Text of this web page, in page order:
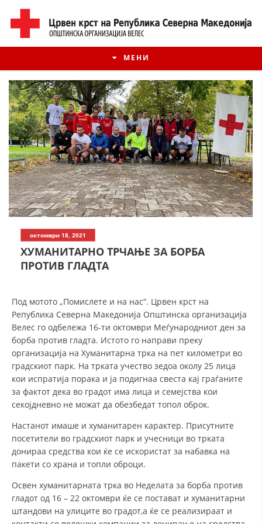
МЕНИ
ИСТОРИЈАТ НА ЦКРМ
ИСТОРИЈАТ НА ДВИЖЕЊЕТО
СТРУКТУРА НА ОРГАНИЗАЦИЈАТА
ЧЛЕНСТВО ВО ПРОФЕСИОНАЛНИ ТЕЛА
ЗАКОН ЗА ЦКРМ
СТАТУТ НА ЦКРМ
ОРГАНИЗАЦИЈА И РАЗВОЈ
СОБРАНИЕ
СТРУКТУРА И ОРГАНИЗАЦИОНА ПОСТАВЕНОСТ
октомври 18, 2021
ХУМАНИТАРНО ТРЧАЊЕ ЗА БОРБА
ПРОТИВ ГЛАДТА
Под мотото „Помислете и на нас“. Црвен крст на
Република Северна Македонија Општинска организација
Велес го одбележа 16-ти октомври Меѓународниот ден за
борба против гладта. Истото го направи преку
организација на Хуманитарна трка на пет километри во
градскиот парк. На трката учество зедоа околу 25 лица
кои испратија порака и ја подигнаа свеста кај граѓаните
за фактот дека во градот има лица и семејства кои
секојдневно не можат да обезбедат топол оброк.
Настанот имаше и хуманитарен карактер. Присутните
посетители во градскиот парк и учесници во трката
донираа средства кои ќе се искористат за набавка на
пакети со храна и топли оброци.
Освен хуманитарната трка во Неделата за борба против
гладот од 16 – 22 октомври ќе се постават и хуманитарни
штандови на улиците во градот,а ќе се реализираат и